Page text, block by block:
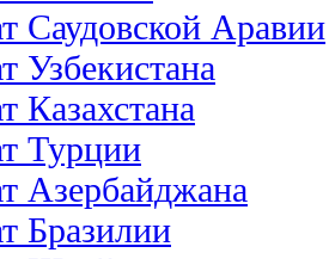
Саудовской Аравии
Узбекистана
Казахстана
Турции
Азербайджана
Бразилии